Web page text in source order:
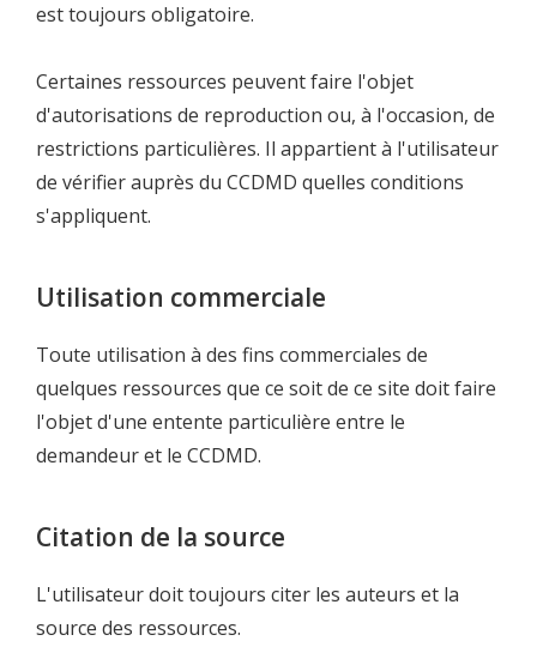
est toujours obligatoire.
Certaines ressources peuvent faire l'objet
d'autorisations de reproduction ou, à l'occasion, de
restrictions particulières. Il appartient à l'utilisateur
de vérifier auprès du CCDMD quelles conditions
s'appliquent.
Utilisation commerciale
Toute utilisation à des fins commerciales de
quelques ressources que ce soit de ce site doit faire
l'objet d'une entente particulière entre le
demandeur et le CCDMD.
Citation de la source
L'utilisateur doit toujours citer les auteurs et la
source des ressources.